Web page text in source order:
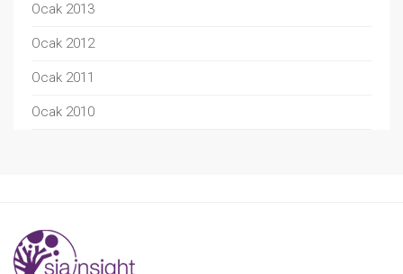
Ocak 2013
Ocak 2012
Ocak 2011
Ocak 2010